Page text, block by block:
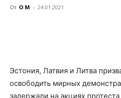
От О М - 24.01.2021
Эстония, Латвия и Литва
освободить мирных
задержали на акциях